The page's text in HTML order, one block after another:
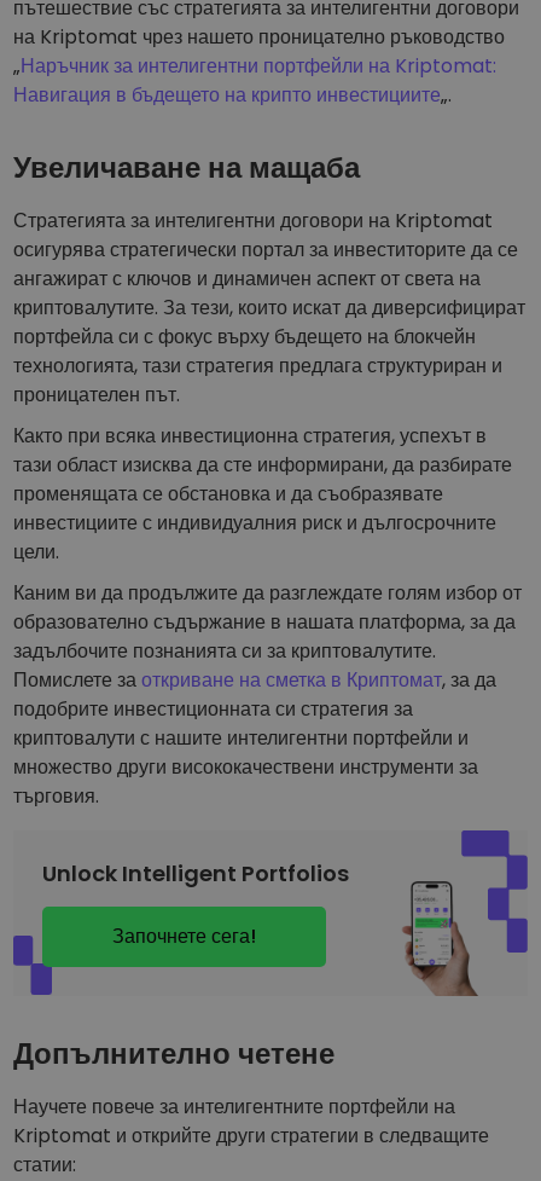
пътешествие със стратегията за интелигентни договори
на Kriptomat чрез нашето проницателно ръководство
„Наръчник за интелигентни портфейли на Kriptomat:
Навигация в бъдещето на крипто инвестициите„.
Увеличаване на мащаба
Стратегията за интелигентни договори на Kriptomat
осигурява стратегически портал за инвеститорите да се
ангажират с ключов и динамичен аспект от света на
криптовалутите. За тези, които искат да диверсифицират
портфейла си с фокус върху бъдещето на блокчейн
технологията, тази стратегия предлага структуриран и
проницателен път.
Както при всяка инвестиционна стратегия, успехът в
тази област изисква да сте информирани, да разбирате
променящата се обстановка и да съобразявате
инвестициите с индивидуалния риск и дългосрочните
цели.
Каним ви да продължите да разглеждате голям избор от
образователно съдържание в нашата платформа, за да
задълбочите познанията си за криптовалутите.
Помислете заоткриване на сметка в Криптомат, за да
подобрите инвестиционната си стратегия за
криптовалути с нашите интелигентни портфейли и
множество други висококачествени инструменти за
търговия.
Unlock Intelligent Portfolios
Започнете сега!
Допълнително четене
Научете повече за интелигентните портфейли на
Kriptomat и открийте други стратегии в следващите
статии: